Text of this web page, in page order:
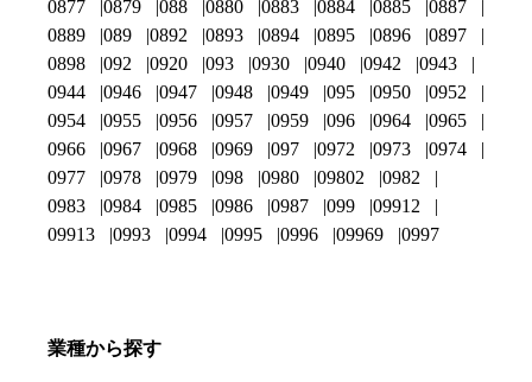
0877
0879 088 0880 0883 0884 0885
0887
0889
089 0892 0893 0894 0895 0896
0897
0898
092 0920 093 0930 0940 0942
0943
0944
0946 0947 0948 0949 095 0950
0952
0954
0955 0956 0957 0959 096 0964
0965
0966
0967 0968 0969 097 0972 0973
0974
0977
0978 0979 098 0980 09802
0982
0983
0984 0985 0986 0987 099
09912
09913
0993 0994 0995 0996 09969 0997
業種から探す